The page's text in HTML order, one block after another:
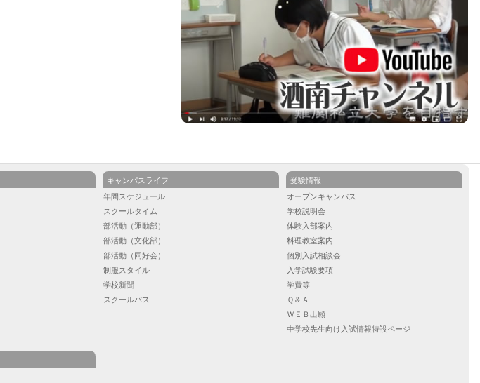
キャンパスライフ
年間スケジュール
スクールタイム
部活動（運動部）
部活動（文化部）
部活動（同好会）
制服スタイル
学校新聞
スクールバス
受験情報
オープンキャンパス
学校説明会
体験入部案内
料理教室案内
個別入試相談会
入学試験要項
学費等
Ｑ＆Ａ
ＷＥＢ出願
中学校先生向け入試情報特設ページ